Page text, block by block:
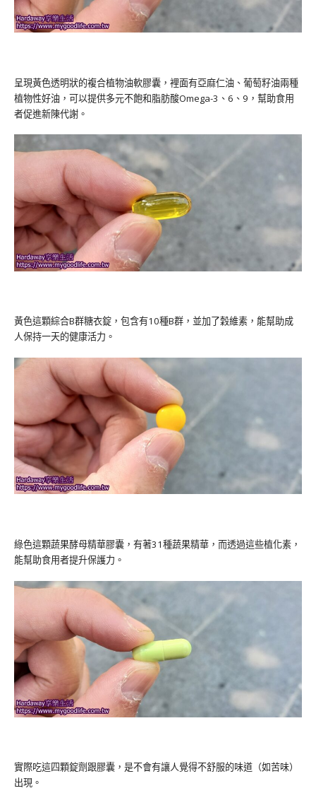
呈現黃色透明狀的複合植物油軟膠囊，裡面有亞麻仁油、葡萄籽油兩種
植物性好油，可以提供多元不飽和脂肪酸Omega-3、6、9，幫助食用
者促進新陳代謝。
黃色這顆綜合B群糖衣錠，包含有10種B群，並加了穀維素，能幫助成
人保持一天的健康活力。
綠色這顆蔬果酵母精華膠囊，有著31種蔬果精華，而透過這些植化素，
能幫助食用者提升保護力。
實際吃這四顆錠劑跟膠囊，是不會有讓人覺得不舒服的味道（如苦味）
出現。